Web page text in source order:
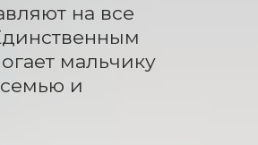
на все
мальчику
и